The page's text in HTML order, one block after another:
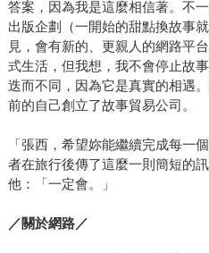
答案，因為我是這麼相信著。不
出版企劃（一開始的甜點換故事
見，會有新的、更親人的網路平
式生活，但我想，我不會停止故
迭而不同，因為它是真實的相遇
前的自己創立了故事貿易公司。
「張西，希望妳能繼續完成每一
者在旅行後傳了這麼一則簡短的
他：「一定會。」
／關於網路／